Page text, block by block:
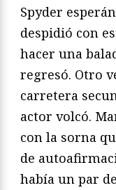
Spyder
despidió con
hacer una
regresó. Otro
carretera
actor volcó.
con la sorna
de
había un par